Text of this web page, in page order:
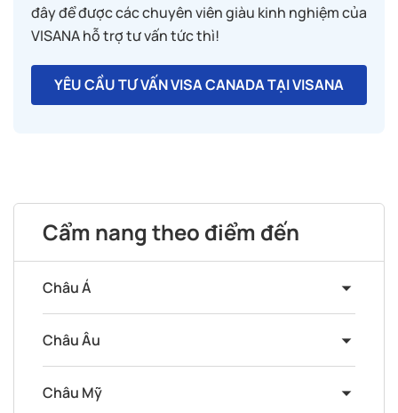
đây để được các chuyên viên giàu kinh nghiệm của
VISANA hỗ trợ tư vấn tức thì!
YÊU CẦU TƯ VẤN VISA CANADA TẠI VISANA
Cẩm nang theo điểm đến
Châu Á
Châu Âu
Châu Mỹ